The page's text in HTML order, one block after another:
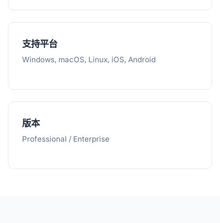
支持平台
Windows, macOS, Linux, iOS, Android
版本
Professional / Enterprise